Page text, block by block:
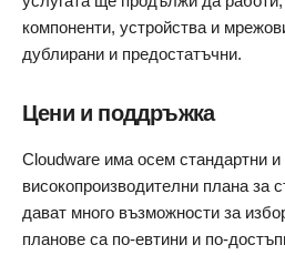
компоненти, устройства и
дублирани и предостатъчни.
Цени и поддръжка
Cloudware има осем стандартни и
високопроизводителни плана за
дават много възможности за
планове са по-евтини и по-